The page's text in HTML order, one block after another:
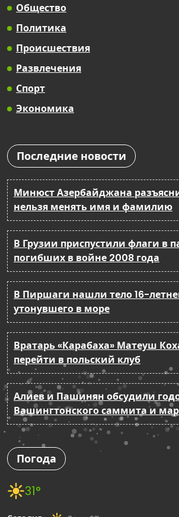
Общество
Политика
Происшествия
Развлечения
Спорт
Экономика
Последние новости
Минюст Азербайджана
нельзя менять имя и фамилию
В Грузии приспустили флаги в
погибших в войне 2008 года
В Пиршаги нашли тело 16-
утонувшего в море
Вратарь «Карабаха» Матеуш
перейти в польский клуб
Алиев и Пашинян обсудили
Вашингтонского саммита и
Погода
31°